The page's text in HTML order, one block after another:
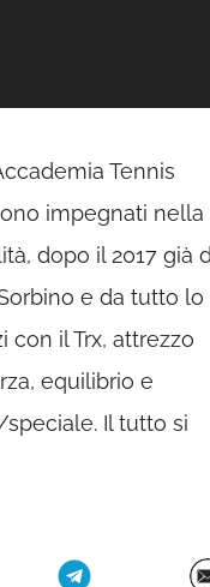
Tennis
impegnati nella
dopo il 2017 già
e da tutto lo
il Trx, attrezzo
equilibrio e
Il tutto si